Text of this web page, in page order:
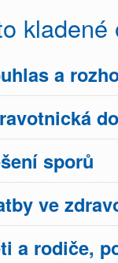
kladené
a
sporů
ve
a rodiče,